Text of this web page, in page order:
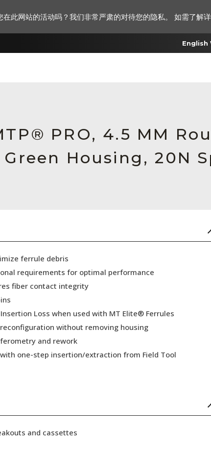
English
PRO, 4.5 MM
Housing, 20N
ferrule debris
requirements for optimal performance
fiber contact integrity
Loss when used with MT Elite® Ferrules
without removing housing
and rework
one-step insertion/extraction from Field Tool
and cassettes
在此网站的活动吗？我们非常严肃的对待您的隐私。 如需了解